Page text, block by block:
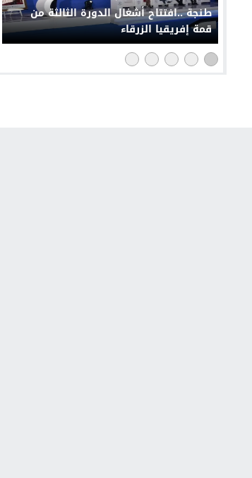
طنجة ..افتتاح أشغال الدورة الثالثة من
قمة إفريقيا الزرقاء